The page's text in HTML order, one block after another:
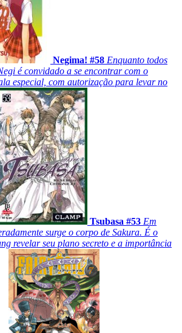
Negima! #58 Enquanto todos
é convidado a se encontrar com o
especial, com autorização para levar no
Tsubasa #53 Em
surge o corpo de Sakura. É o
revelar seu plano secreto e a importância